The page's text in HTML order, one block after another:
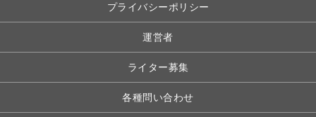
プライバシーポリシー
運営者
ライター募集
各種問い合わせ